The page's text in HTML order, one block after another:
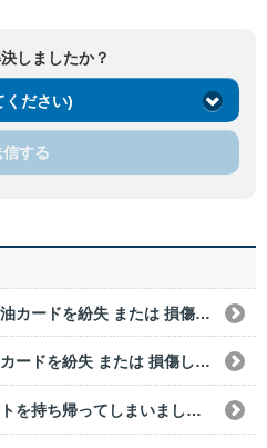
しましたか？
ください)
信する
オリックスの定期駐車券、給油カードを紛失 または 損傷してしまった。どうすればいいですか？
カリテコの定期駐車券、給油カードを紛失 または 損傷してしまった。どうすればいいですか？
オリックスの給油したレシートを持ち帰ってしまいました。どうすればいいですか？